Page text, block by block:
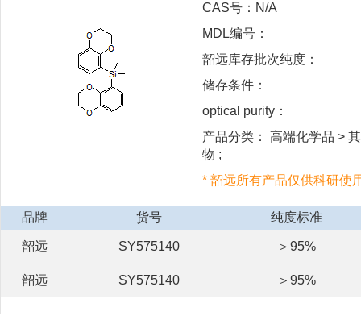
CAS号：N/A
MDL编号：
韶远库存批次纯度：
储存条件：
optical purity：
产品分类： 高端化学品 >
物 ;
* 韶远所有产品仅供科研使
品牌 货号 纯度标准
韶远 SY575140 ＞95%
韶远 SY575140 ＞95%